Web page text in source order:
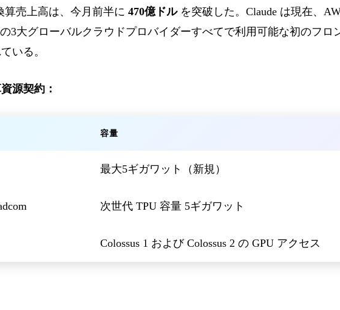
算売上高は、今月前半に 470億ドルを突破した。Claude は現在、
3大グローバルクラウドプロバイダーすべてで利用可能な初のフロ
いる。
源契約：
容量
最大5ギガワット（新規）
次世代 TPU 容量 5ギガワット
Colossus 1 および Colossus 2 の GPU アクセス